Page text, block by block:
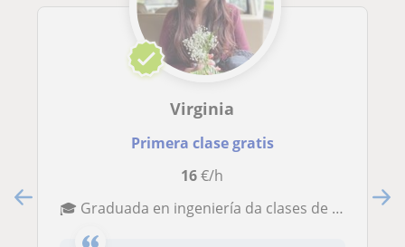
Virginia
Primera clase gratis
16€/h
🎓 Graduada en ingeniería da clases de Matemáticas, Física y Química (todos los niveles)